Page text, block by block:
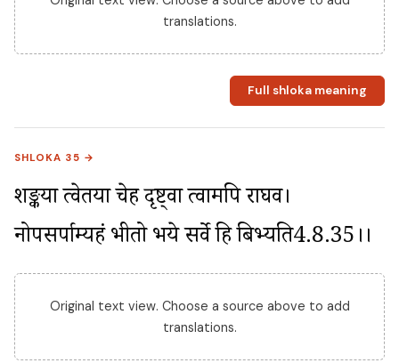
translations.
Full shloka meaning
SHLOKA 35 →
शङ्कया त्वेतया चेह दृष्ट्वा त्वामपि राघव।
नोपसर्पाम्यहं भीतो भये सर्वे हि बिभ्यति4.8.35।।
Original text view. Choose a source above to add
translations.